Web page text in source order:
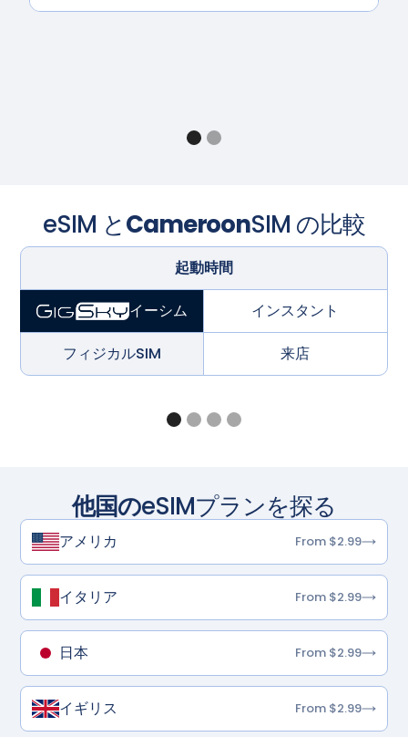
eSIM とCameroonSIM の比較
起動時間
イーシム インスタント
フィジカルSIM 来店
他国のeSIMプランを探る
アメリカ From $2.99
イタリア From $2.99
日本 From $2.99
イギリス From $2.99